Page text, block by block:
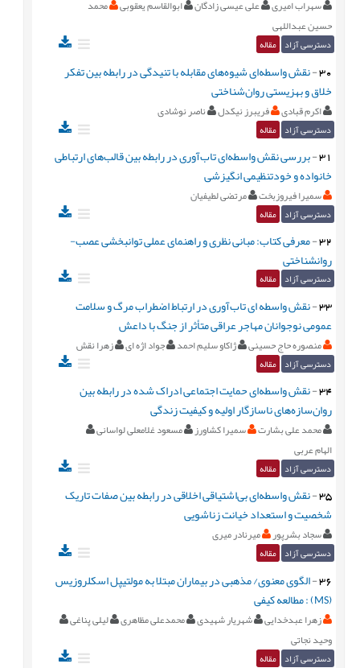
سهراب امیری علی عیسی زادگان ابوالقاسم یعقوبی
محمد
حسین عبداللهی
دسترسی آزاد مقاله
30
-نقش واسطه‌ای شیوه‌های مقابله با تنیدگی در رابطه بین تفکر
خلاق و بهزیستی روان‌شناختی
اکرم قبادی فریبرز نیکدل ناصر نوشادی
دسترسی آزاد مقاله
31
-بررسی نقش واسطه‌ای تاب‌آوری در رابطه بین قالب‌های ارتباطی
خانواده و خودتنظیمی انگیزشی
سمیرا فیروزبخت مرتضی لطیفیان
دسترسی آزاد مقاله
32
-معرفی کتاب: مبانی نظری و راهنمای عملی توانبخشی عصب-
روانشناختی
دسترسی آزاد مقاله
33
-نقش واسطه ای تاب‌آوری در ارتباط اضطراب مرگ و سلامت
عمومی نوجوانان مهاجر عراقی متأثر از جنگ با داعش
منصوره حاج حسینی ژاکاو سلیم احمد جواد اژه ای زهرا نقش
دسترسی آزاد مقاله
34
-نقش واسطه‌ای حمایت اجتماعی ادراک شده در رابطه بین
روان‌سازه‌های ناسازگار اولیه و کیفیت زندگی
محمد علی بشارت سمیرا کشاورز
مسعود غلامعلی لواسانی
الهام عربی
دسترسی آزاد مقاله
35
-نقش واسطه‌ای بی‌اشتیاقی اخلاقی در رابطه بین صفات تاریک
شخصیت و استعداد خیانت زناشویی
سجاد بشرپور میرنادر میری
دسترسی آزاد مقاله
36
-الگوی معنوی/ مذهبی در بیماران مبتلا به مولتیپل اسکلروزیس
زهرا عبدخدایی شهریار شهیدی محمدعلی مظاهری
لیلی پناغی
وحید نجاتی
دسترسی آزاد مقاله